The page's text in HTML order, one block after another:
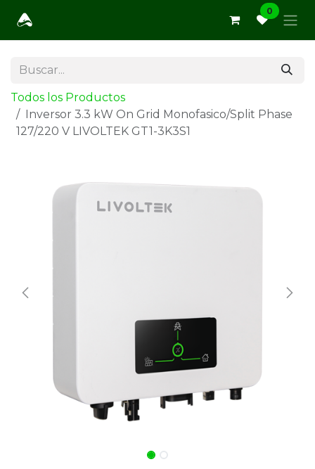
0
Todos los Productos
Inversor 3.3 kW On Grid Monofasico/Split Phase
127/220 V LIVOLTEK GT1-3K3S1